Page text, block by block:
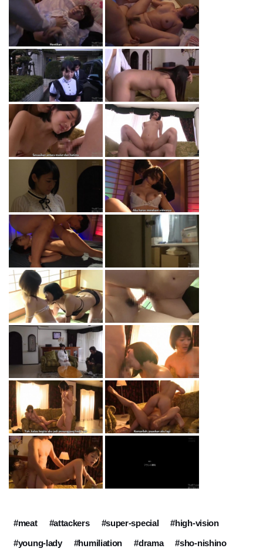
#meat #attackers #super-special
#high-vision
#young-lady
#humiliation #drama
#sho-nishino